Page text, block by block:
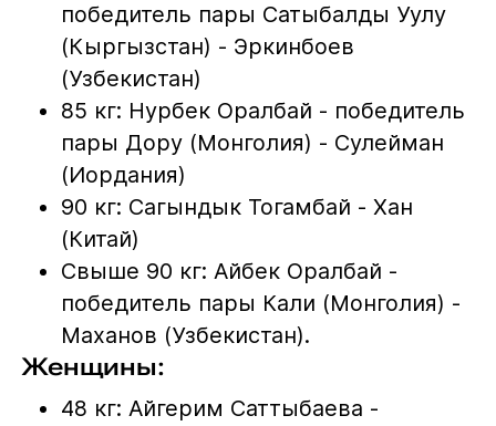
победитель пары Сатыбалды Уулу
(Кыргызстан) - Эркинбоев
(Узбекистан)
85 кг: Нурбек Оралбай - победитель
пары Дору (Монголия) - Сулейман
(Иордания)
90 кг: Сагындык Тогамбай - Хан
(Китай)
Свыше 90 кг: Айбек Оралбай -
победитель пары Кали (Монголия) -
Маханов (Узбекистан).
Женщины:
48 кг: Айгерим Саттыбаева -